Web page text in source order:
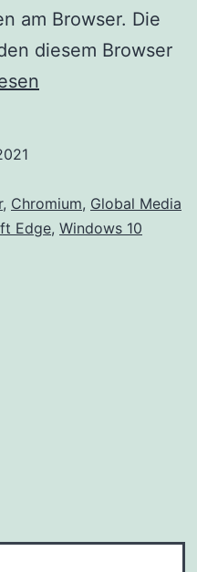
am Browser. Die
diesem Browser
, Chromium, Global Media
Edge, Windows 10